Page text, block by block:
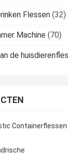
Flessen (32)
Machine (70)
de huisdierenfles
Containerflessen